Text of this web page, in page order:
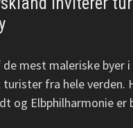
mest maleriske byer
fra hele verden.
og Elbphilharmonie